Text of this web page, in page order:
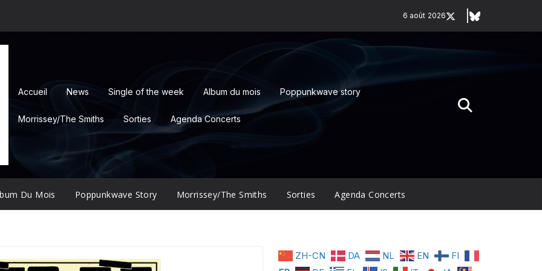
6 août 2026
Accueil News Single of the week Album du mois Poppunkwave story
Morrissey/The Smiths Sorties Agenda Concerts
Du Mois Poppunkwave Story Morrissey/The Smiths Sorties Agenda Concerts
ZH-CN DA NL EN
FI